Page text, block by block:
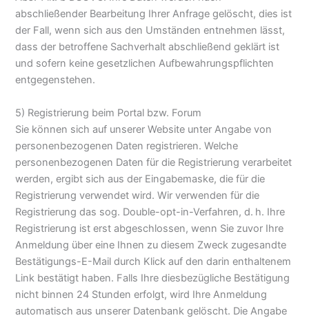
abschließender Bearbeitung Ihrer Anfrage gelöscht, dies ist
der Fall, wenn sich aus den Umständen entnehmen lässt,
dass der betroffene Sachverhalt abschließend geklärt ist
und sofern keine gesetzlichen Aufbewahrungspflichten
entgegenstehen.
5) Registrierung beim Portal bzw. Forum
Sie können sich auf unserer Website unter Angabe von
personenbezogenen Daten registrieren. Welche
personenbezogenen Daten für die Registrierung verarbeitet
werden, ergibt sich aus der Eingabemaske, die für die
Registrierung verwendet wird. Wir verwenden für die
Registrierung das sog. Double-opt-in-Verfahren, d. h. Ihre
Registrierung ist erst abgeschlossen, wenn Sie zuvor Ihre
Anmeldung über eine Ihnen zu diesem Zweck zugesandte
Bestätigungs-E-Mail durch Klick auf den darin enthaltenem
Link bestätigt haben. Falls Ihre diesbezügliche Bestätigung
nicht binnen 24 Stunden erfolgt, wird Ihre Anmeldung
automatisch aus unserer Datenbank gelöscht. Die Angabe